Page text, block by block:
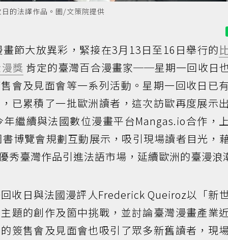
的法譯作品。圖/文策院提供
節大放異彩，緊接在3月13日至16日舉行的
獎 肯定的臺灣百合漫畫家──星期一回收日
會及見面會等一系列活動。星期一回收日已
已累積了一批歐洲讀者，這次訪歐再度展示
繼續與法國數位漫畫平台Mangas.io合作，
博覽會規劃互動展示，吸引現場讀者目光，
秀臺灣作品引進法語市場，延續歐洲的臺漫浪
收日與法國漫評人Frederick Queiroz以「新
題的創作及箇中挑戰，並討論臺灣漫畫產業
簽售會及見面會也吸引了眾多新舊讀者，現